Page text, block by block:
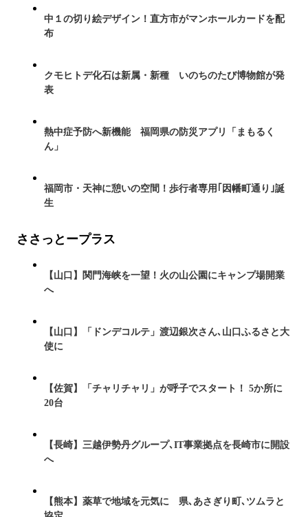
中１の切り絵デザイン！直方市がマンホールカードを配
布
クモヒトデ化石は新属・新種 いのちのたび博物館が発
表
熱中症予防へ新機能 福岡県の防災アプリ「まもるく
ん」
福岡市・天神に憩いの空間！歩行者専用｢因幡町通り｣誕
生
ささっとープラス
【山口】関門海峡を一望！火の山公園にキャンプ場開業
へ
【山口】「ドンデコルテ」渡辺銀次さん､山口ふるさと大
使に
【佐賀】「チャリチャリ」が呼子でスタート！ 5か所に
20台
【長崎】三越伊勢丹グループ､IT事業拠点を長崎市に開設
へ
【熊本】薬草で地域を元気に 県､あさぎり町､ツムラと